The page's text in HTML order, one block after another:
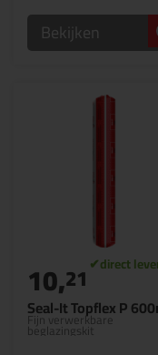
Bekijken
Seal-It Topflex P
Fijn verwerkbare
beglazingskit
10,21